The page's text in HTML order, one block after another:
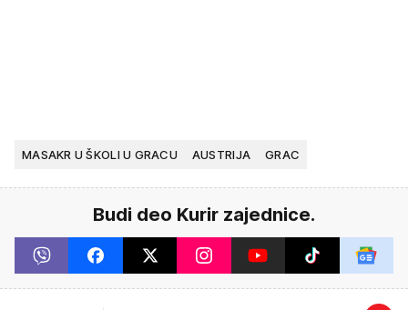
MASAKR U ŠKOLI U GRACU AUSTRIJA GRAC
Budi deo Kurir zajednice.